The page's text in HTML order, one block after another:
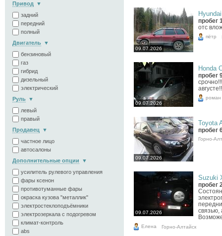
Привод
задний
передний
полный
Двигатель
бензиновый
газ
гибрид
дизельный
электрический
Руль
левый
правый
Продавец
частное лицо
автосалоны
Дополнительные опции
усилитель рулевого управления
фары ксенон
противотуманные фары
окраска кузова "металлик"
электростеклоподъёмники
электрозеркала с подогревом
климат-контроль
abs
09.07.2026
пробег
отс
пётр
09.07.2026
Honda
пробег
роман
09.07.2026
Toyota
пробег
Горно-
09.07.2026
Suzuki
пробег
связью,
Елена Горно-Алтайск